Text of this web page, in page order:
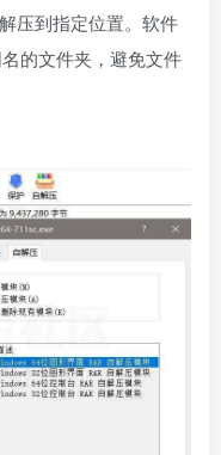
压到指定位置。软件
的文件夹，避免文件